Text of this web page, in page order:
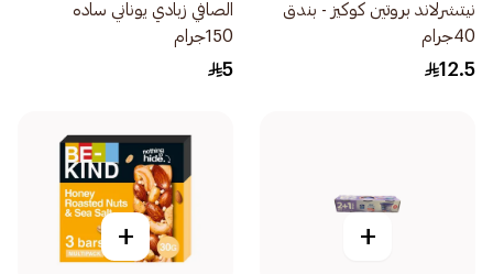
نيتشرلاند بروتين كوكيز - بندق
40جرام
12.5
الصافي زبادي يوناني ساده
150جرام
5
+
+